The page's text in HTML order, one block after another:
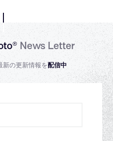
News Letter
新の更新情報を配信中